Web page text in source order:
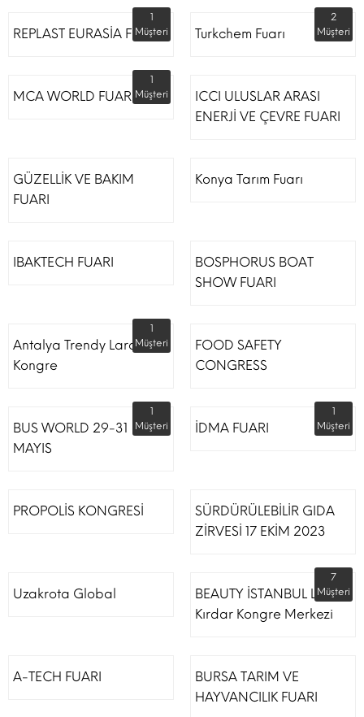
REPLAST EURASİA FUARI
1
Müşteri
Turkchem Fuarı
2
Müşteri
MCA WORLD FUARI
1
Müşteri
ICCI ULUSLAR ARASI
ENERJİ VE ÇEVRE FUARI
GÜZELLİK VE BAKIM
FUARI
Konya Tarım Fuarı
IBAKTECH FUARI
BOSPHORUS BOAT
SHOW FUARI
Antalya Trendy Lara Otel
Kongre
1
Müşteri
FOOD SAFETY
CONGRESS
BUS WORLD 29-31
MAYIS
1
Müşteri
İDMA FUARI
1
Müşteri
PROPOLİS KONGRESİ
SÜRDÜRÜLEBİLİR GIDA
ZİRVESİ 17 EKİM 2023
Uzakrota Global
BEAUTY İSTANBUL Lütfi
Kırdar Kongre Merkezi
7
Müşteri
A-TECH FUARI
BURSA TARIM VE
HAYVANCILIK FUARI